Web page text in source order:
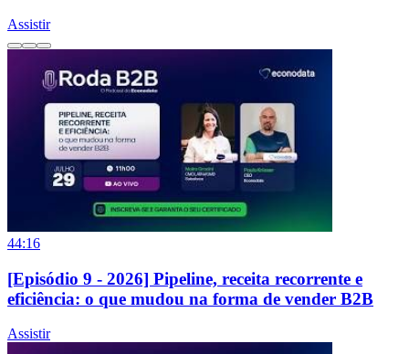
Assistir
44:16
[Episódio 9 - 2026] Pipeline, receita recorrente e
eficiência: o que mudou na forma de vender B2B
Assistir